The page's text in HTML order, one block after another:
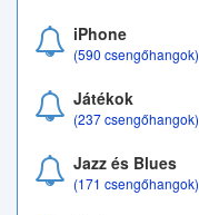
iPhone
(590 csengőhangok)
Játékok
(237 csengőhangok)
Jazz és Blues
(171 csengőhangok)